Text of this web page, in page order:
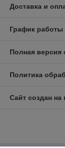
Доставка и
График работы
Полная версия
Политика
Сайт создан